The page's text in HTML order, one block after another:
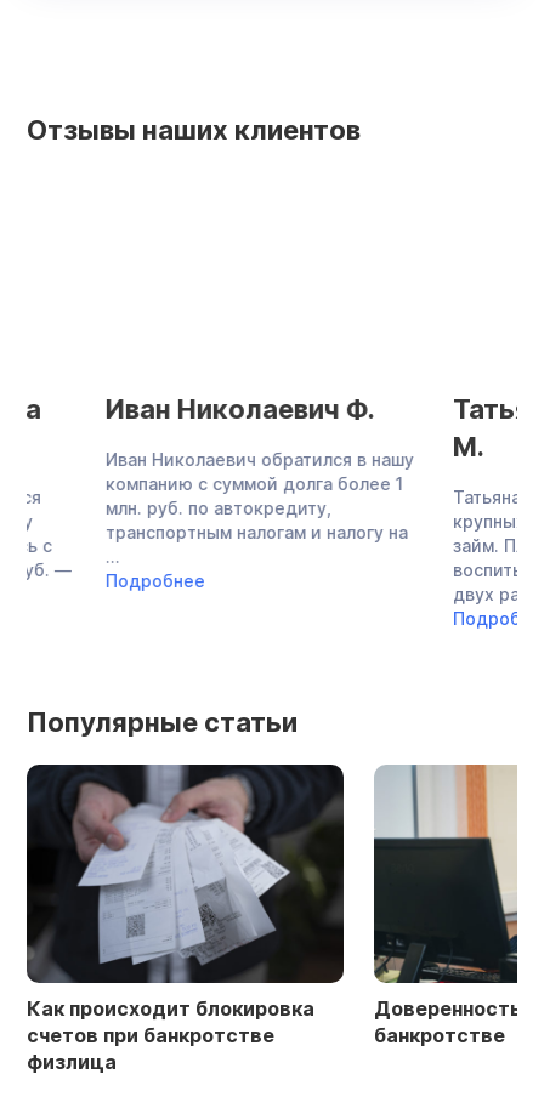
Отзывы наших клиентов
Иван Николаевич Ф.
Иван Николаевич обратился в нашу
компанию с суммой долга более 1
млн. руб. по автокредиту,
транспортным налогам и налогу на
...
Подробнее
Татьяна
Татьяна
крупных кредита
займ. Платила по
воспитывала
двух работах: в ...
Подробнее
Популярные статьи
Как происходит блокировка
счетов при банкротстве
физлица
Доверенность
банкротстве